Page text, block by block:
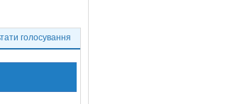
голосування